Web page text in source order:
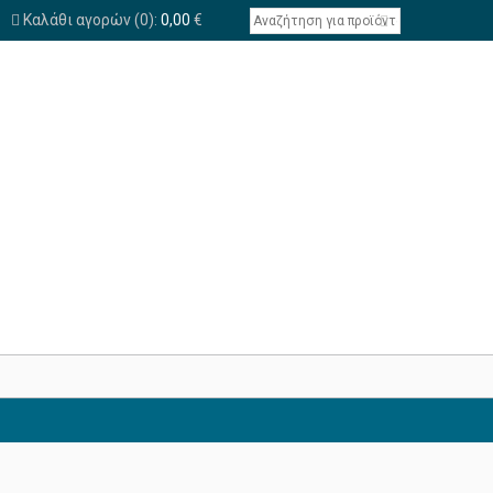
Καλάθι αγορών(0): 0,00 €